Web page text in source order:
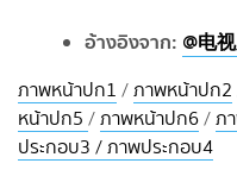
อ้างอิงจาก: @电
ภาพหน้าปก1 /ภาพหน้าปก2
หน้าปก5 /ภาพหน้าปก6/ภ
ประกอบ3 / ภาพประกอบ4